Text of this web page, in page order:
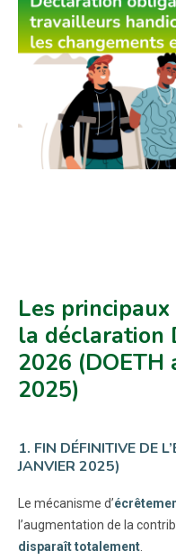
Les
la déclaration
2026 (DOETH
2025)
1. FIN DÉFINITIVE DE
JANVIER 2025)
Le mécanisme d’
l’augmentation de la
disparaît totalement